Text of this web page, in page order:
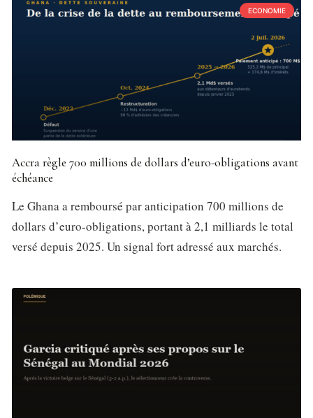
ECONOMIE
Accra règle 700 millions de dollars d’euro-obligations avant
échéance
Le Ghana a remboursé par anticipation 700 millions de
dollars d’euro-obligations, portant à 2,1 milliards le total
versé depuis 2025. Un signal fort adressé aux marchés.